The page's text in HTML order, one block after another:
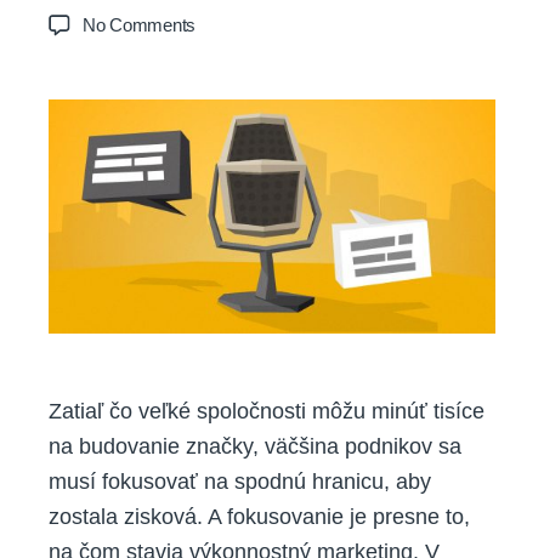
author
No Comments
obsahový
marketing
zvyšovať
výkon?
Zatiaľ čo veľké spoločnosti môžu minúť tisíce
na budovanie značky, väčšina podnikov sa
musí fokusovať na spodnú hranicu, aby
zostala zisková. A fokusovanie je presne to,
na čom stavia výkonnostný marketing. V